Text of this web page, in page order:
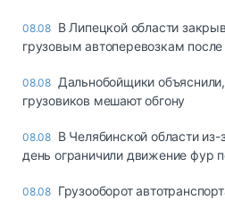
08.08 В Липецкой области
грузовым автоперевозкам
08.08 Дальнобойщики
грузовиков мешают обгону
08.08 В Челябинской области
день ограничили движение фур
08.08 Грузооборот